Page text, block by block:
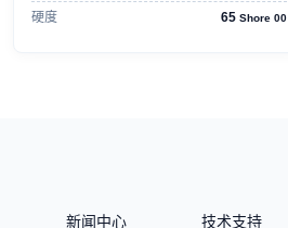
硬度 65Shore 00
新闻中心 技术支持